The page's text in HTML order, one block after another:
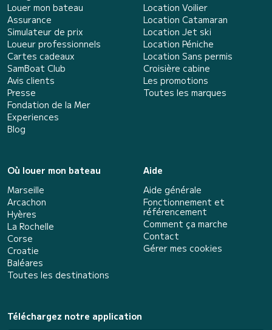
Louer mon bateau
Assurance
Simulateur de prix
Loueur professionnels
Cartes cadeaux
SamBoat Club
Avis clients
Presse
Fondation de la Mer
Experiences
Blog
Location Voilier
Location Catamaran
Location Jet ski
Location Péniche
Location Sans permis
Croisière cabine
Les promotions
Toutes les marques
Où louer mon bateau
Marseille
Arcachon
Hyères
La Rochelle
Corse
Croatie
Baléares
Toutes les destinations
Aide
Aide générale
Fonctionnement et
référencement
Comment ça marche
Contact
Gérer mes cookies
Téléchargez notre application